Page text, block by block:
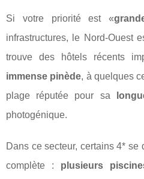
Si votre priorité est «
infrastructures, le Nord‑Ouest
trouve des hôtels récents
immense pinède, à quelques
plage réputée pour sa
photogénique.
Dans ce secteur, certains 4* se
complète : plusieurs